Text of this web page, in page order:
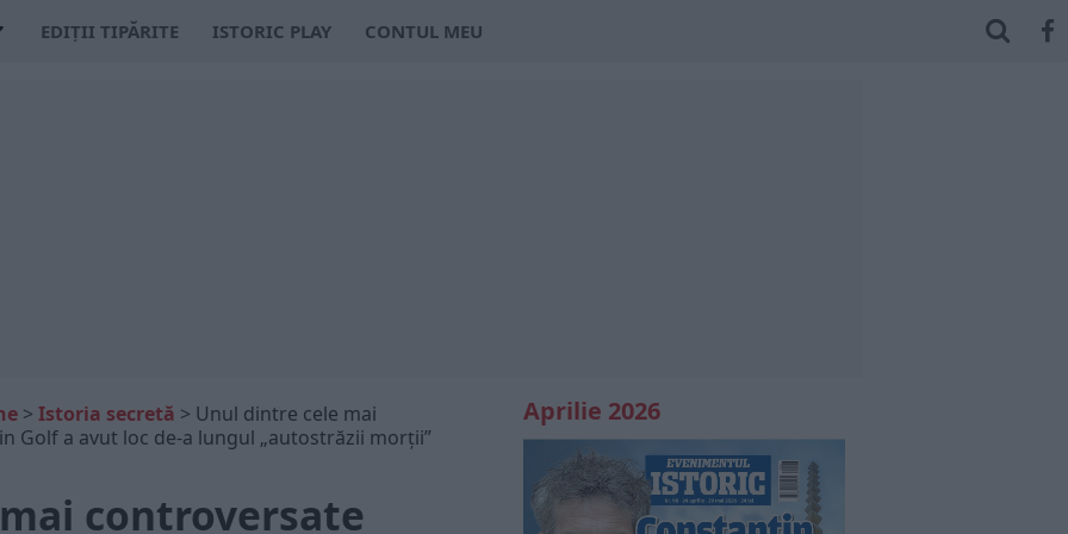
EDIȚII TIPĂRITE ISTORIC PLAY CONTUL MEU
> Istoria secretă > Unul dintre cele mai
Golf a avut loc de-a lungul „autostrăzii morții”
controversate
Aprilie 2026